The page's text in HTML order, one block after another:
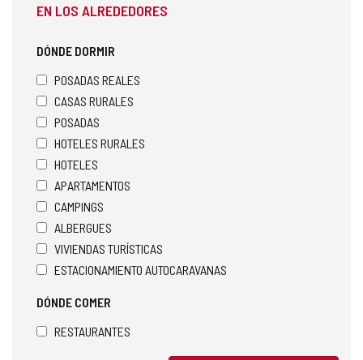
EN LOS ALREDEDORES
DÓNDE DORMIR
POSADAS REALES
CASAS RURALES
POSADAS
HOTELES RURALES
HOTELES
APARTAMENTOS
CAMPINGS
ALBERGUES
VIVIENDAS TURÍSTICAS
ESTACIONAMIENTO AUTOCARAVANAS
DÓNDE COMER
RESTAURANTES